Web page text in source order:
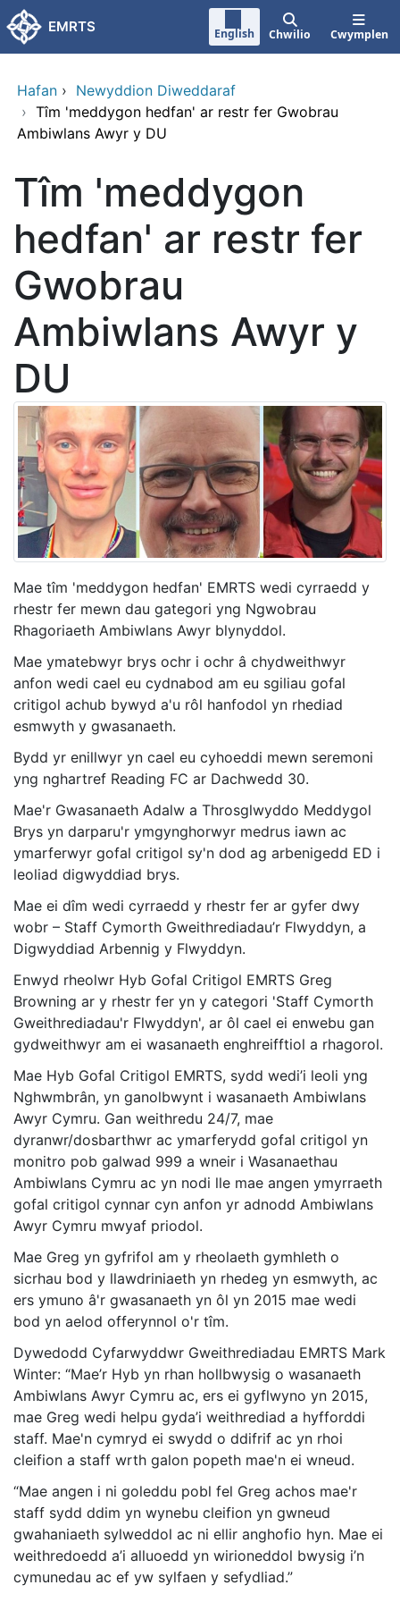
Neidio i'r prif gynnwy
EMRTS English Chwilio Cwymplen
Hafan › Newyddion Diweddaraf
› Tîm 'meddygon hedfan' ar restr fer Gwobrau
Ambiwlans Awyr y DU
Tîm 'meddygon
hedfan' ar restr fer
Gwobrau
Ambiwlans Awyr y
DU
Mae tîm 'meddygon hedfan' EMRTS wedi cyrraedd y
rhestr fer mewn dau gategori yng Ngwobrau
Rhagoriaeth Ambiwlans Awyr blynyddol.
Mae ymatebwyr brys ochr i ochr â chydweithwyr
anfon wedi cael eu cydnabod am eu sgiliau gofal
critigol achub bywyd a'u rôl hanfodol yn rhediad
esmwyth y gwasanaeth.
Bydd yr enillwyr yn cael eu cyhoeddi mewn seremoni
yng nghartref Reading FC ar Dachwedd 30.
Mae'r Gwasanaeth Adalw a Throsglwyddo Meddygol
Brys yn darparu'r ymgynghorwyr medrus iawn ac
ymarferwyr gofal critigol sy'n dod ag arbenigedd ED i
leoliad digwyddiad brys.
Mae ei dîm wedi cyrraedd y rhestr fer ar gyfer dwy
wobr – Staff Cymorth Gweithrediadau’r Flwyddyn, a
Digwyddiad Arbennig y Flwyddyn.
Enwyd rheolwr Hyb Gofal Critigol EMRTS Greg
Browning ar y rhestr fer yn y categori 'Staff Cymorth
Gweithrediadau'r Flwyddyn', ar ôl cael ei enwebu gan
gydweithwyr am ei wasanaeth enghreifftiol a rhagorol.
Mae Hyb Gofal Critigol EMRTS, sydd wedi’i leoli yng
Nghwmbrân, yn ganolbwynt i wasanaeth Ambiwlans
Awyr Cymru. Gan weithredu 24/7, mae
dyranwr/dosbarthwr ac ymarferydd gofal critigol yn
monitro pob galwad 999 a wneir i Wasanaethau
Ambiwlans Cymru ac yn nodi lle mae angen ymyrraeth
gofal critigol cynnar cyn anfon yr adnodd Ambiwlans
Awyr Cymru mwyaf priodol.
Mae Greg yn gyfrifol am y rheolaeth gymhleth o
sicrhau bod y llawdriniaeth yn rhedeg yn esmwyth, ac
ers ymuno â'r gwasanaeth yn ôl yn 2015 mae wedi
bod yn aelod offerynnol o'r tîm.
Dywedodd Cyfarwyddwr Gweithrediadau EMRTS Mark
Winter: “Mae’r Hyb yn rhan hollbwysig o wasanaeth
Ambiwlans Awyr Cymru ac, ers ei gyflwyno yn 2015,
mae Greg wedi helpu gyda’i weithrediad a hyfforddi
staff. Mae'n cymryd ei swydd o ddifrif ac yn rhoi
cleifion a staff wrth galon popeth mae'n ei wneud.
“Mae angen i ni goleddu pobl fel Greg achos mae'r
staff sydd ddim yn wynebu cleifion yn gwneud
gwahaniaeth sylweddol ac ni ellir anghofio hyn. Mae ei
weithredoedd a’i alluoedd yn wirioneddol bwysig i’n
cymunedau ac ef yw sylfaen y sefydliad.”